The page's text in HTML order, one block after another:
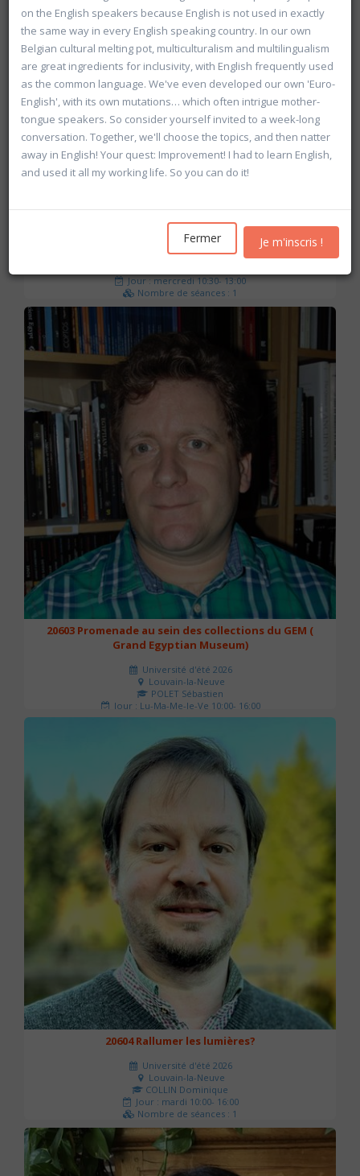
20602 Géopolitique de l'Egypte contemporaine
Université d'été 2026
Louvain-la-Neuve
Jour : mercredi 10:30- 13:00
Nombre de séances : 1
21 €
20603 Promenade au sein des collections du GEM (
Grand Egyptian Museum)
Université d'été 2026
Louvain-la-Neuve
POLET Sébastien
Jour : Lu-Ma-Me-Je-Ve 10:00- 16:00
Nombre de séances : 2
20604 Rallumer les lumières?
Université d'été 2026
Louvain-la-Neuve
COLLIN Dominique
Jour : mardi 10:00- 16:00
Nombre de séances : 1
60 €
on the English speakers because English is not used in exactly
the same way in every English speaking country. In our own
Belgian cultural melting pot, multiculturalism and multilingualism
are great ingredients for inclusivity, with English frequently used
as the common language. We've even developed our own 'Euro-
English', with its own mutations… which often intrigue mother-
tongue speakers. So consider yourself invited to a week-long
conversation. Together, we'll choose the topics, and then natter
away in English! Your quest: Improvement! I had to learn English,
and used it all my working life. So you can do it!
Fermer Je m'inscris !